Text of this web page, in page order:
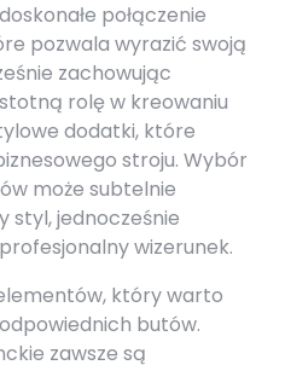
połączenie
pozwala wyrazić swoją
zachowując
rolę w kreowaniu
dodatki, które
stroju. Wybór
może subtelnie
styl, jednocześnie
wizerunek.
który warto
butów.
zawsze są